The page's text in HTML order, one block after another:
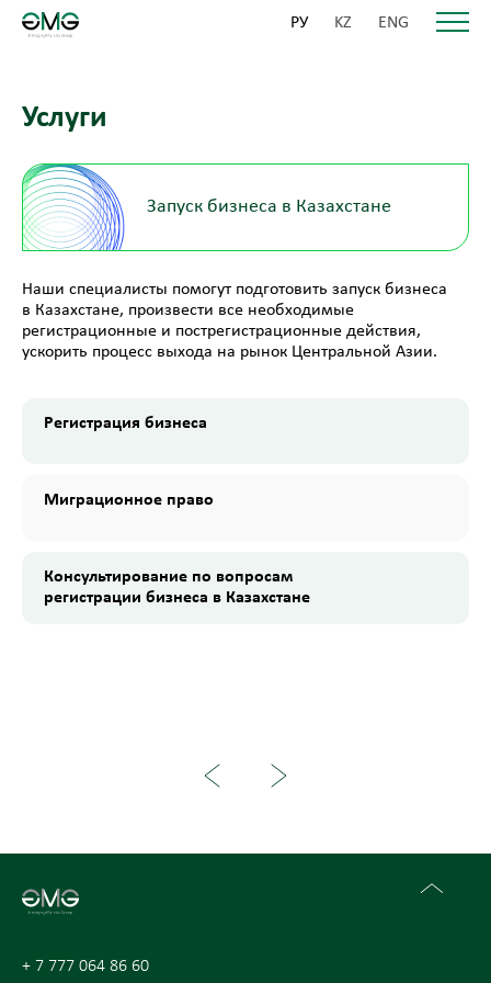
РУ KZ ENG
Услуги
Запуск бизнеса в Казахстане
Наши специалисты помогут подготовить запуск бизнеса
в Казахстане, произвести все необходимые
регистрационные и пострегистрационные действия,
ускорить процесс выхода на рынок Центральной Азии.
Регистрация бизнеса
Миграционное право
Консультирование по вопросам
регистрации бизнеса в Казахстане
+ 7 777 064 86 60